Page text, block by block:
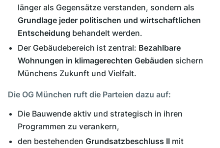
länger als Gegensätze verstanden, sondern als
Grundlage jeder politischen und wirtschaftlichen
Entscheidung behandelt werden.
Der Gebäudebereich ist zentral: Bezahlbare
Wohnungen in klimagerechten Gebäuden sichern
Münchens Zukunft und Vielfalt.
Die OG München ruft die Parteien dazu auf:
Die Bauwende aktiv und strategisch in ihren
Programmen zu verankern,
den bestehenden Grundsatzbeschluss II mit